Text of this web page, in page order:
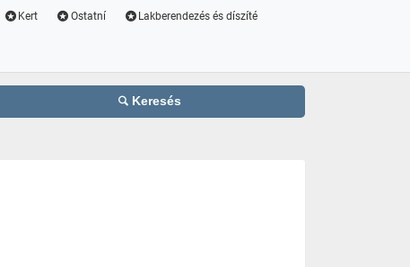
Kert Ostatní Lakberendezés és díszíté
Keresés